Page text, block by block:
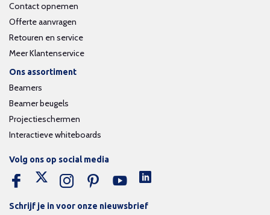
Contact opnemen
Offerte aanvragen
Retouren en service
Meer Klantenservice
Ons assortiment
Beamers
Beamer beugels
Projectieschermen
Interactieve whiteboards
Schrijf je in voor onze nieuwsbrief
Volg ons op social media